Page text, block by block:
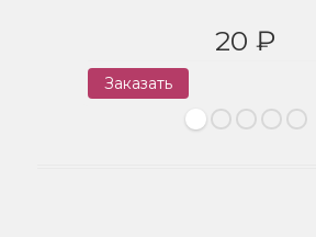
20 ₽
Заказать